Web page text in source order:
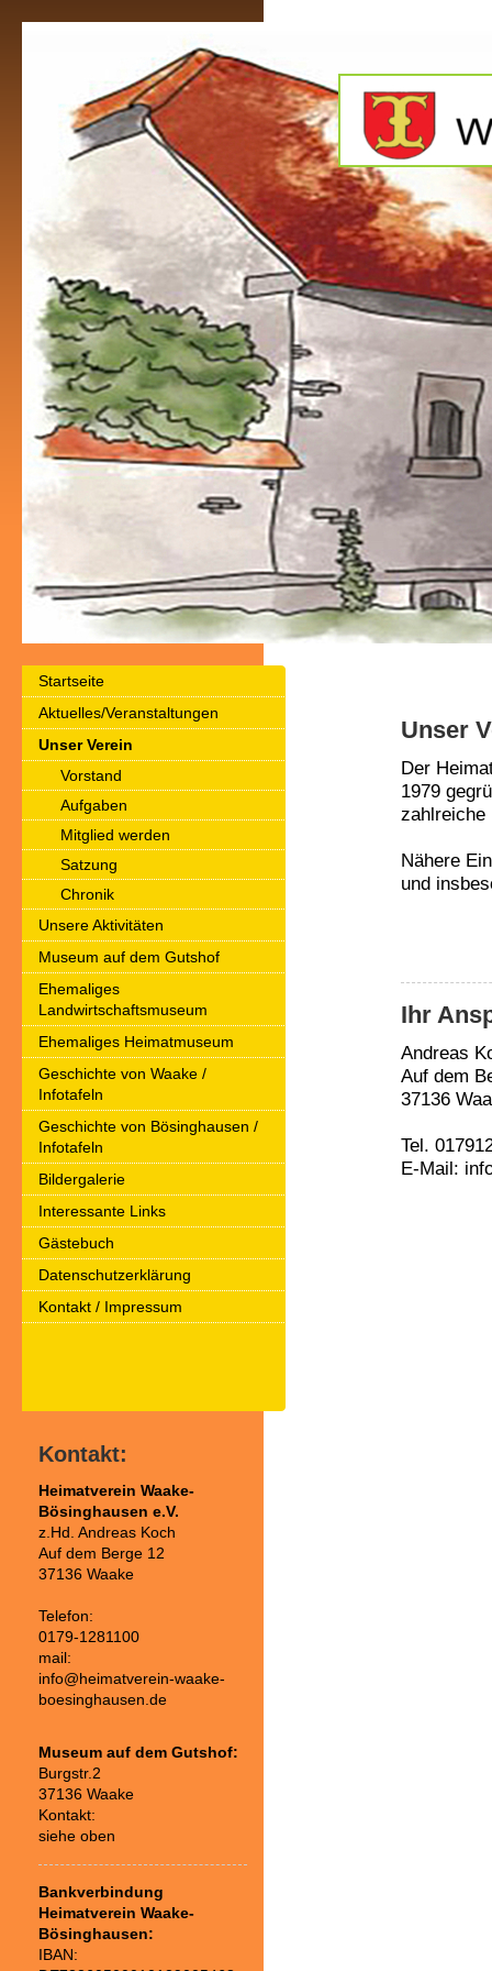
Unser
Der
1979
zahlreiche
Nähere
und
Ihr
Andreas
Auf dem
37136
Tel.
E-Mail:
Startseite
Aktuelles/Veranstaltungen
Unser Verein
Vorstand
Aufgaben
Mitglied werden
Satzung
Chronik
Unsere Aktivitäten
Museum auf dem Gutshof
Ehemaliges
Landwirtschaftsmuseum
Ehemaliges Heimatmuseum
Geschichte von Waake /
Infotafeln
Geschichte von Bösinghausen /
Infotafeln
Bildergalerie
Interessante Links
Gästebuch
Datenschutzerklärung
Kontakt / Impressum
Kontakt:
Heimatverein Waake-
Bösinghausen e.V.
z.Hd. Andreas Koch
Auf dem Berge 12
37136 Waake
Telefon:
0179-1281100
mail:
info@heimatverein-waake-
boesinghausen.de
Museum auf dem Gutshof:
Burgstr.2
37136 Waake
Kontakt:
siehe oben
Bankverbindung
Heimatverein Waake-
Bösinghausen:
IBAN: